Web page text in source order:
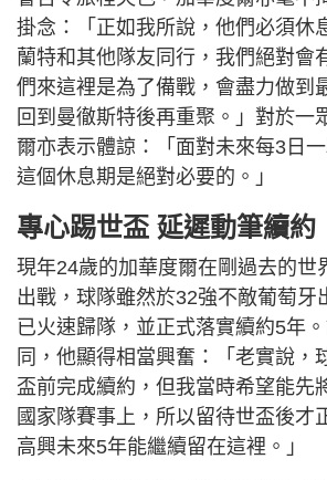
掛念：「正如我所說，他們必須休
蘭特和其他隊友同行，我們絕對會
們來這裡是為了備戰，會盡力做到
回到曼徹斯特後再重聚。」對於一
爾亦表示體諒：「面對未來每3日
這個休息期是絕對必要的。」
專心踢世盃 延遲動筆續約
現年24歲的加華度爾在剛過去的世
出戰，球隊雖然於32強不敵葡萄牙
已火速歸隊，並正式落實續約5年
同，他顯得相當興奮：「老實說，
盃前完成續約，但我當時希望能先
國家隊賽事上，所以留待世盃後才
高興未來5年能繼續留在這裡。」